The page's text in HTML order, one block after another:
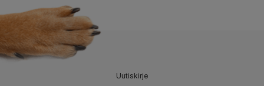
Uutiskirje